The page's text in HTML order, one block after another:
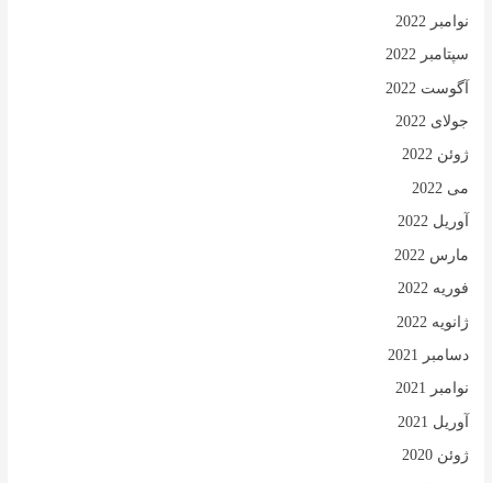
نوامبر 2022
سپتامبر 2022
آگوست 2022
جولای 2022
ژوئن 2022
می 2022
آوریل 2022
مارس 2022
فوریه 2022
ژانویه 2022
دسامبر 2021
نوامبر 2021
آوریل 2021
ژوئن 2020